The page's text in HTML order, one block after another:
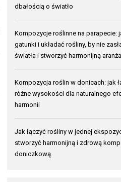
dbałością o światło
Kompozycje roślinne na parapecie:
gatunki i układać rośliny, by nie
światła i stworzyć harmonijną
Kompozycja roślin w donicach: jak
różne wysokości dla naturalnego
harmonii
Jak łączyć rośliny w jednej
stworzyć harmonijną i zdrową
doniczkową